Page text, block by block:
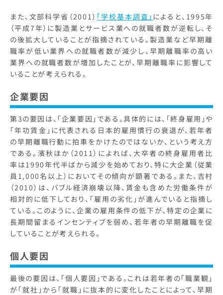
また、文部科学省（2001） 「学校基本調査」 によると、1995年
（平成7年）に製造業とサービス業への就職者数が逆転し、そ
の後拡大していることが指摘されている。製造業など早期離
職率が低い業界への就職者数が減少し、早期離職率の高い
業界への就職者数が増加したことが、早期離職率に影響して
いることが考えられる。
企業要因
第3の要因は、「企業要因」である。具体的には、「終身雇用」や
「年功賃金」に代表される日本的雇用慣行の衰退が、若年者
の早期離職行動に拍車をかけたのではないか、という考え方
である。濱秋ほか（2011）によれば、大卒者の終身雇用者比
率は1990年代半ばから減少を始めており、特に大企業（従業
員1,000名以上）においてその傾向が顕著である。また、吉村
（2010）は、バブル経済崩壊以降、賃金も含めた労働条件が
相対的に低下しており、「雇用の劣化」が進んでいると指摘し
ている。このように、企業の雇用条件の低下が、特定の企業に
長期間留まるインセンティブを弱め、若年者の早期離職を促
していることが考えられる。
個人要因
最後の要因は、「個人要因」である。これは若年者の「職業観」
が「就社」から「就職」に抜本的に変化したことによって、早期